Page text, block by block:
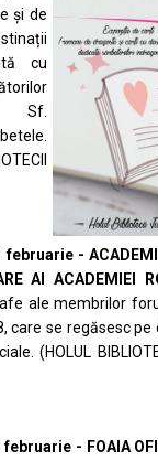
și de
cu
- Sf.
-
AI ACADEMIEI
ale membrilor
care se regăsesc
(HOLUL
- FOAIA